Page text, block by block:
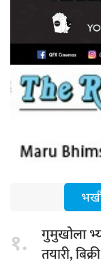
१. गुमुखोला
तयारी,